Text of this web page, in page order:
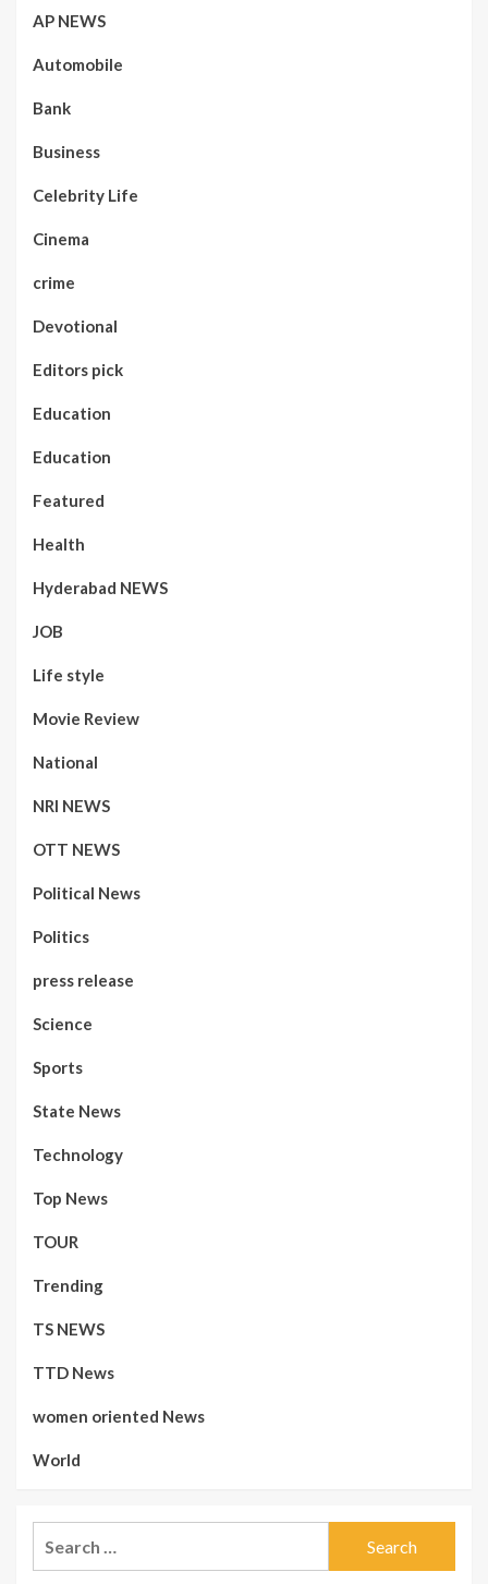
AP NEWS
Automobile
Bank
Business
Celebrity Life
Cinema
crime
Devotional
Editors pick
Education
Education
Featured
Health
Hyderabad NEWS
JOB
Life style
Movie Review
National
NRI NEWS
OTT NEWS
Political News
Politics
press release
Science
Sports
State News
Technology
Top News
TOUR
Trending
TS NEWS
TTD News
women oriented News
World